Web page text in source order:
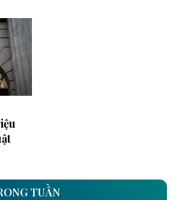
TUẦN